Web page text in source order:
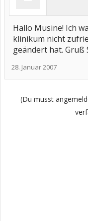
Hallo Musine! Ich
klinikum nicht
geändert hat. Gruß
28. Januar 2007
(Du musst